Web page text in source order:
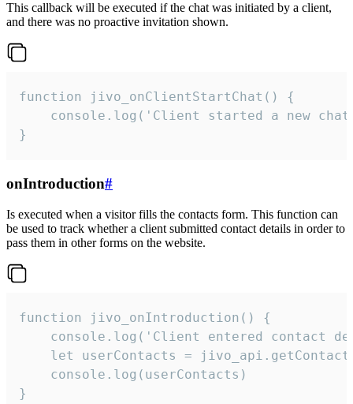
This callback will be executed if the chat was initiated by a client,
and there was no proactive invitation shown.
function jivo_onClientStartChat() {
console.log('Client started a new
}
onIntroduction#
Is executed when a visitor fills the contacts form. This function can
be used to track whether a client submitted contact details in order to
pass them in other forms on the website.
function jivo_onIntroduction() {
console.log('Client entered contact
let userContacts =
    console.log(userContacts)
}